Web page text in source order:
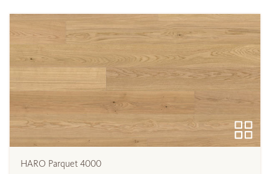
HARO Parquet 4000